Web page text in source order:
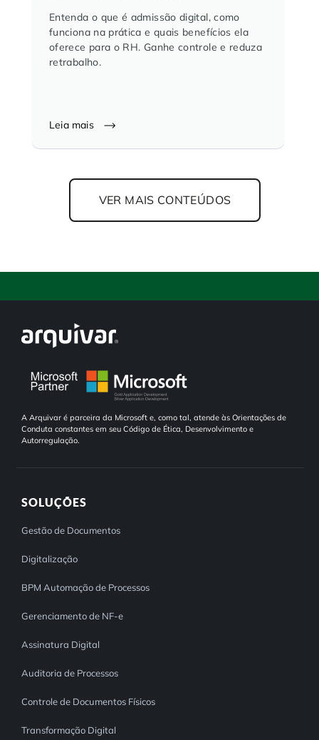
Entenda o que é admissão digital, como
funciona na prática e quais benefícios ela
oferece para o RH. Ganhe controle e reduza
retrabalho.
Leia mais
VER MAIS CONTEÚDOS
A Arquivar é parceira da Microsoft e, como tal, atende às Orientações de
Conduta constantes em seu Código de Ética, Desenvolvimento e
Autorregulação.
SOLUÇÕES
Gestão de Documentos
Digitalização
BPM Automação de Processos
Gerenciamento de NF-e
Assinatura Digital
Auditoria de Processos
Controle de Documentos Físicos
Transformação Digital